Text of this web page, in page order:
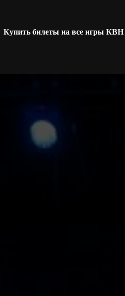
Купить билеты на все игры